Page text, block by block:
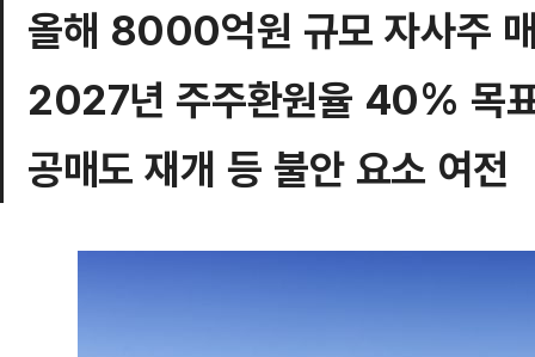
올해 8000억원 규모 자사주
2027년 주주환원율 40% 목
공매도 재개 등 불안 요소 여전